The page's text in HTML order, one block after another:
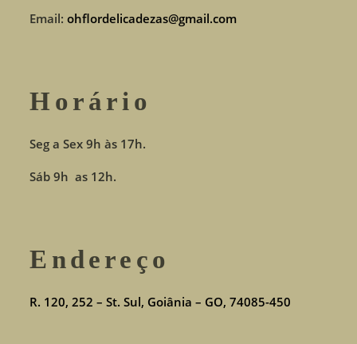
Email:ohflordelicadezas@gmail.com
Horário
Seg a Sex 9h às 17h.
Sáb 9h as 12h.
Endereço
R. 120, 252 – St. Sul, Goiânia – GO, 74085-450